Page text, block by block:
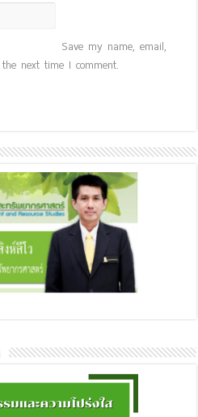
Save my name, email,
next time I comment.